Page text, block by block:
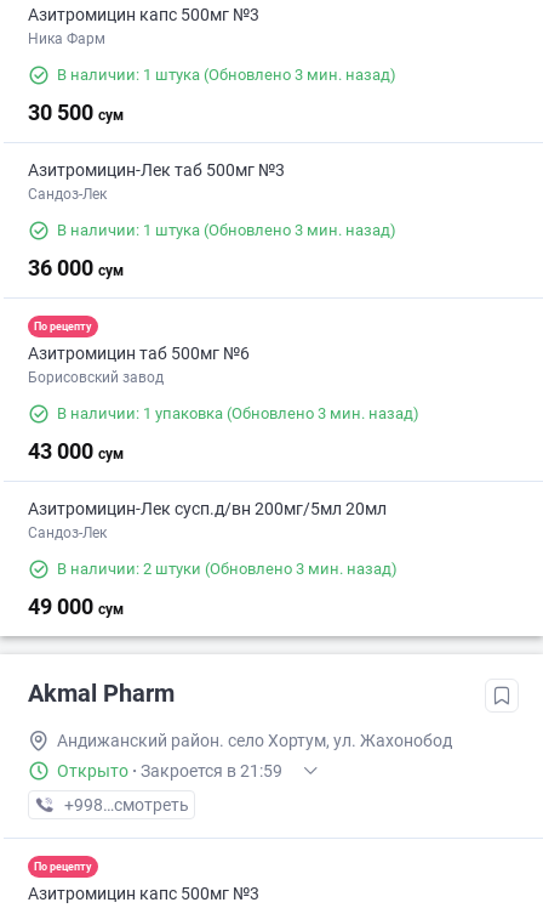
Азитромицин капс 500мг №3
Ника Фарм
В наличии: 1 штука (Обновлено 3 мин. назад)
30 500 сум
Азитромицин-Лек таб 500мг №3
Сандоз-Лек
В наличии: 1 штука (Обновлено 3 мин. назад)
36 000 сум
По рецепту
Азитромицин таб 500мг №6
Борисовский завод
В наличии: 1 упаковка (Обновлено 3 мин. назад)
43 000 сум
Азитромицин-Лек сусп.д/вн 200мг/5мл 20мл
Сандоз-Лек
В наличии: 2 штуки (Обновлено 3 мин. назад)
49 000 сум
Akmal Pharm
Андижанский район. село Хортум, ул. Жахонобод
Открыто · Закроется в 21:59
+998 (91) XXX-XX-XX
смотреть
По рецепту
Азитромицин капс 500мг №3